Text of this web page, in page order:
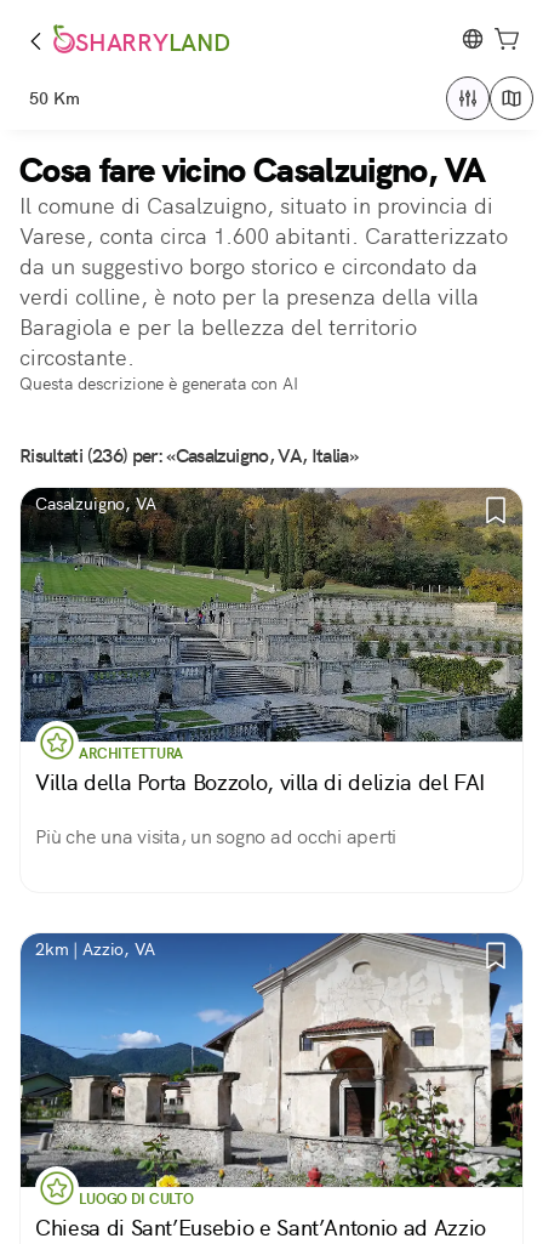
SHARRYLAND
50 Km
Cosa fare vicino Casalzuigno, VA
Il comune di Casalzuigno, situato in provincia di
Varese, conta circa 1.600 abitanti. Caratterizzato
da un suggestivo borgo storico e circondato da
verdi colline, è noto per la presenza della villa
Baragiola e per la bellezza del territorio
circostante.
Questa descrizione è generata con AI
Risultati (236) per: «Casalzuigno, VA, Italia»
Casalzuigno, VA
ARCHITETTURA
Villa della Porta Bozzolo, villa di delizia del FAI
Più che una visita, un sogno ad occhi aperti
2km | Azzio, VA
LUOGO DI CULTO
Chiesa di Sant’Eusebio e Sant’Antonio ad Azzio